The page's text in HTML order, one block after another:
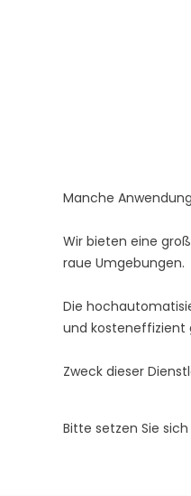
Manche
Wir bieten eine
raue Umgebungen.
Die
und kosteneffizient
Zweck dieser
Bitte setzen Sie